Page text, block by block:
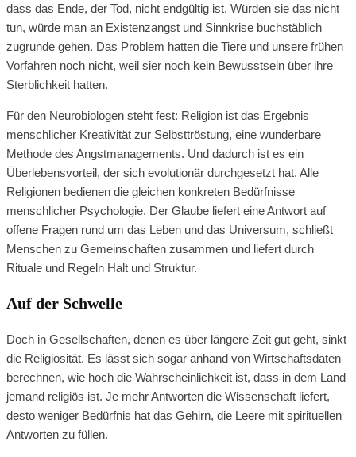
dass das Ende, der Tod, nicht endgültig ist. Würden sie das nicht
tun, würde man an Existenzangst und Sinnkrise buchstäblich
zugrunde gehen. Das Problem hatten die Tiere und unsere frühen
Vorfahren noch nicht, weil sier noch kein Bewusstsein über ihre
Sterblichkeit hatten.
Für den Neurobiologen steht fest: Religion ist das Ergebnis
menschlicher Kreativität zur Selbsttröstung, eine wunderbare
Methode des Angstmanagements. Und dadurch ist es ein
Überlebensvorteil, der sich evolutionär durchgesetzt hat. Alle
Religionen bedienen die gleichen konkreten Bedürfnisse
menschlicher Psychologie. Der Glaube liefert eine Antwort auf
offene Fragen rund um das Leben und das Universum, schließt
Menschen zu Gemeinschaften zusammen und liefert durch
Rituale und Regeln Halt und Struktur.
Auf der Schwelle
Doch in Gesellschaften, denen es über längere Zeit gut geht, sinkt
die Religiosität. Es lässt sich sogar anhand von Wirtschaftsdaten
berechnen, wie hoch die Wahrscheinlichkeit ist, dass in dem Land
jemand religiös ist. Je mehr Antworten die Wissenschaft liefert,
desto weniger Bedürfnis hat das Gehirn, die Leere mit spirituellen
Antworten zu füllen.